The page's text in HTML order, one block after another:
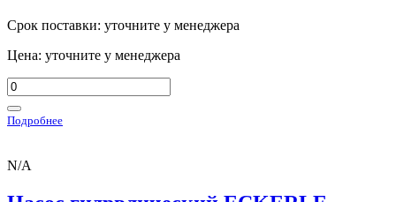
Срок поставки: уточните у менеджера
Цена: уточните у менеджера
Подробнее
N/A